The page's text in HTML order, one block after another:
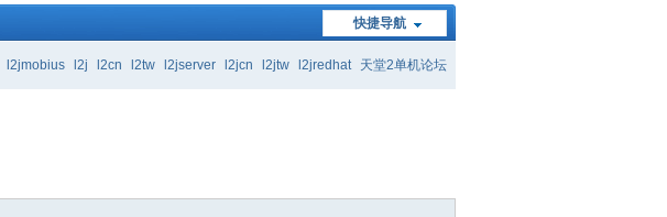
快捷导航
l2jmobius l2j l2cn l2tw l2jserver l2jcn l2jtw l2jredhat 天堂2单机论坛
家 一起交流学习
家 一起交流学习